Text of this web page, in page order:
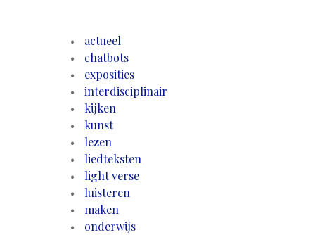
actueel
chatbots
exposities
interdisciplinair
kijken
kunst
lezen
liedteksten
light verse
luisteren
maken
onderwijs